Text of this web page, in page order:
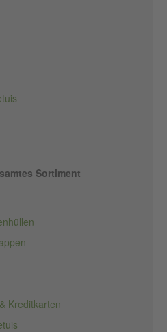
Sortiment
Kreditkarten